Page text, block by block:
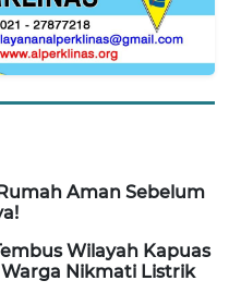
Aman Sebelum
Wilayah Kapuas
Nikmati Listrik